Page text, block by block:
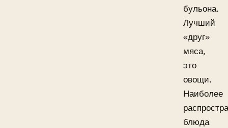
бульона.
Лучший
«друг»
мяса,
это
овощи.
Наиболее
блюда